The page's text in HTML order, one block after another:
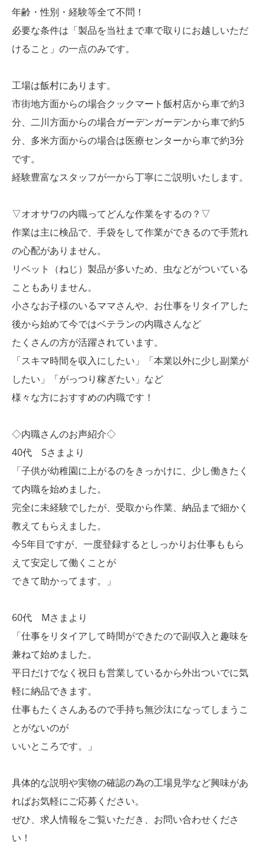
年齢・性別・経験等全て不問！
必要な条件は「製品を当社まで車で取りにお越しいただ
けること」の一点のみです。
工場は飯村にあります。
市街地方面からの場合クックマート飯村店から車で約3
分、二川方面からの場合ガーデンガーデンから車で約5
分、多米方面からの場合は医療センターから車で約3分
です。
経験豊富なスタッフが一から丁寧にご説明いたします。
▽オオサワの内職ってどんな作業をするの？▽
作業は主に検品で、手袋をして作業ができるので手荒れ
の心配がありません。
リベット（ねじ）製品が多いため、虫などがついている
こともありません。
小さなお子様のいるママさんや、お仕事をリタイアした
後から始めて今ではベテランの内職さんなど
たくさんの方が活躍されています。
「スキマ時間を収入にしたい」「本業以外に少し副業が
したい」「がっつり稼ぎたい」など
様々な方におすすめの内職です！
◇内職さんのお声紹介◇
40代 Sさまより
「子供が幼稚園に上がるのをきっかけに、少し働きたく
て内職を始めました。
完全に未経験でしたが、受取から作業、納品まで細かく
教えてもらえました。
今5年目ですが、一度登録するとしっかりお仕事ももら
えて安定して働くことが
できて助かってます。」
60代 Mさまより
「仕事をリタイアして時間ができたので副収入と趣味を
兼ねて始めました。
平日だけでなく祝日も営業しているから外出ついでに気
軽に納品できます。
仕事もたくさんあるので手持ち無沙汰になってしまうこ
とがないのが
いいところです。」
具体的な説明や実物の確認の為の工場見学など興味があ
ればお気軽にご応募ください。
ぜひ、求人情報をご覧いただき、お問い合わせくださ
い！